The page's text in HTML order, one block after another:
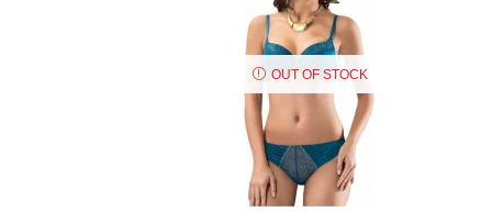
OUT OF STOCK